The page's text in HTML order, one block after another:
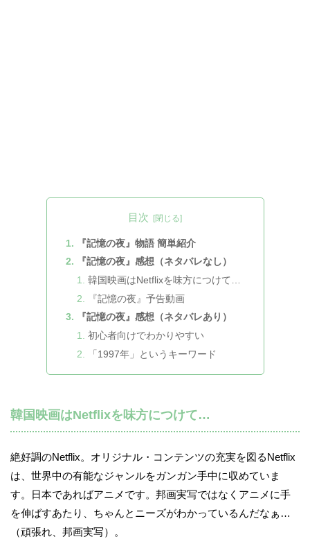
目次
『記憶の夜』物語 簡単紹介
『記憶の夜』感想（ネタバレなし）
韓国映画はNetflixを味方につけて…
『記憶の夜』予告動画
『記憶の夜』感想（ネタバレあり）
初心者向けでわかりやすい
「1997年」というキーワード
韓国映画はNetflixを味方につけて…
絶好調のNetflix。オリジナル・コンテンツの充実を図るNetflix
は、世界中の有能なジャンルをガンガン手中に収めていま
す。日本であればアニメです。邦画実写ではなくアニメに手
を伸ばすあたり、ちゃんとニーズがわかっているんだなぁ…
（頑張れ、邦画実写）。